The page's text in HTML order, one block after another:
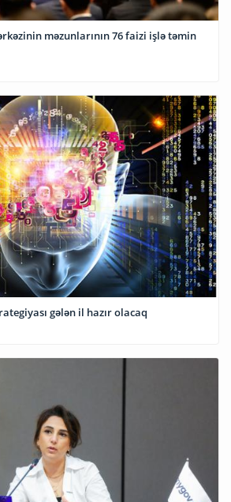
məzunlarının 76 faizi işlə təmin
gələn il hazır olacaq